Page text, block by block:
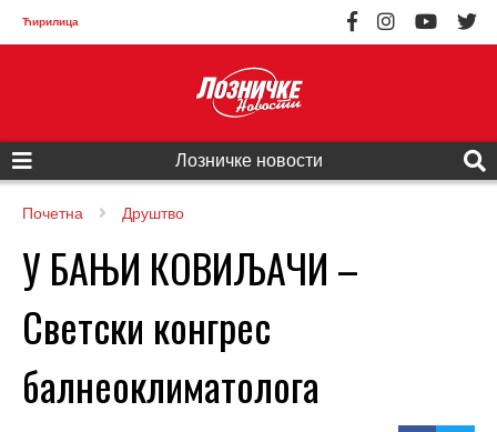
Ћирилица
Лозничке новости
Почетна Друштво
У БАЊИ КОВИЉАЧИ –
Светски конгрес
балнеоклиматолога